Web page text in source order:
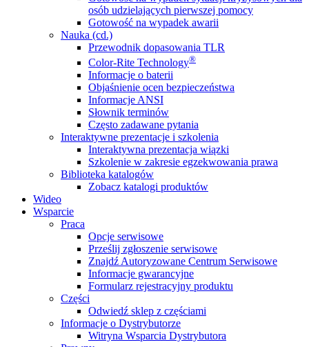
osób udzielających pierwszej pomocy
Gotowość na wypadek awarii
Nauka (cd.)
Przewodnik dopasowania TLR
Color-Rite Technology®
Informacje o baterii
Objaśnienie ocen bezpieczeństwa
Informacje ANSI
Słownik terminów
Często zadawane pytania
Interaktywne prezentacje i szkolenia
Interaktywna prezentacja wiązki
Szkolenie w zakresie egzekwowania prawa
Biblioteka katalogów
Zobacz katalogi produktów
Wideo
Wsparcie
Praca
Opcje serwisowe
Prześlij zgłoszenie serwisowe
Znajdź Autoryzowane Centrum Serwisowe
Informacje gwarancyjne
Formularz rejestracyjny produktu
Części
Odwiedź sklep z częściami
Informacje o Dystrybutorze
Witryna Wsparcia Dystrybutora